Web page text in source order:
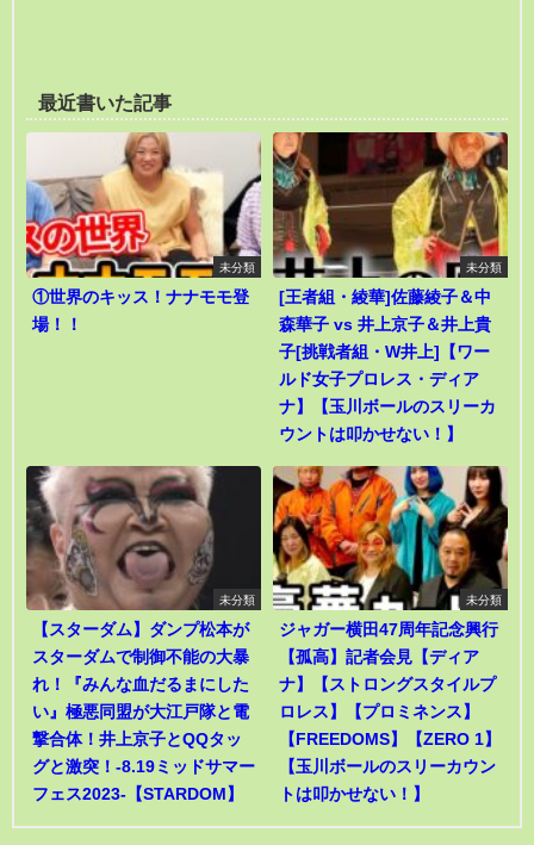
最近書いた記事
未分類
①世界のキッス！ナナモモ登
場！！
未分類
[王者組・綾華]佐藤綾子＆中
森華子 vs 井上京子＆井上貴
子[挑戦者組・W井上]【ワー
ルド女子プロレス・ディア
ナ】【玉川ボールのスリーカ
ウントは叩かせない！】
未分類
【スターダム】ダンプ松本が
スターダムで制御不能の大暴
れ！『みんな血だるまにした
い』極悪同盟が大江戸隊と電
撃合体！井上京子とQQタッ
グと激突！-8.19ミッドサマー
フェス2023-【STARDOM】
未分類
ジャガー横田47周年記念興行
【孤高】記者会見【ディア
ナ】【ストロングスタイルプ
ロレス】【プロミネンス】
【FREEDOMS】【ZERO 1】
【玉川ボールのスリーカウン
トは叩かせない！】